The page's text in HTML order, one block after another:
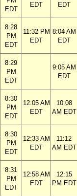
EDT
EDT
EDT
8:28
PM
EDT
11:32 PM
EDT
8:04 AM
EDT
8:29
PM
EDT
9:05 AM
EDT
8:30
PM
EDT
12:05 AM
EDT
10:08
AM EDT
8:30
PM
EDT
12:33 AM
EDT
11:12
AM EDT
8:31
PM
EDT
12:58 AM
EDT
12:15
PM EDT